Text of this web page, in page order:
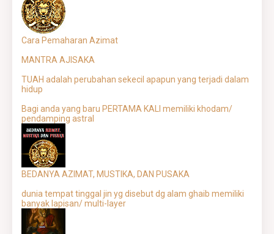
Cara Pemaharan Azimat
MANTRA AJISAKA
TUAH adalah perubahan sekecil apapun yang terjadi dalam
hidup
Bagi anda yang baru PERTAMA KALI memiliki khodam/
pendamping astral
BEDANYA AZIMAT, MUSTIKA, DAN PUSAKA
dunia tempat tinggal jin yg disebut dg alam ghaib memiliki
banyak lapisan/ multi-layer